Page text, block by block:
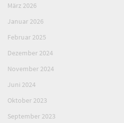
März 2026
Januar 2026
Februar 2025
Dezember 2024
November 2024
Juni 2024
Oktober 2023
September 2023